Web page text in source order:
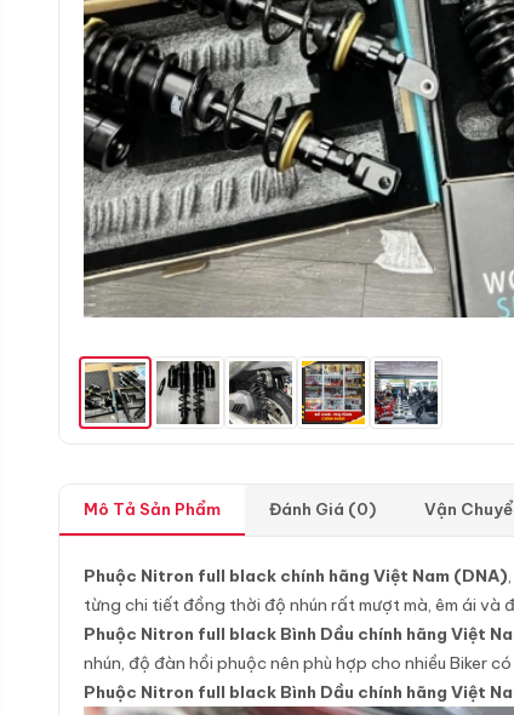
Mô Tả Sản Phẩm Đánh Giá (0) Vận
Phuộc Nitron full black chính hãng Việt Nam (DNA)
từng chi tiết đồng thời độ nhún rất mượt mà, êm ái và
Phuộc Nitron full black Bình Dầu chính hãng Việt
nhún, độ đàn hồi phuộc nên phù hợp cho nhiều Biker
Phuộc Nitron full black Bình Dầu chính hãng Việt